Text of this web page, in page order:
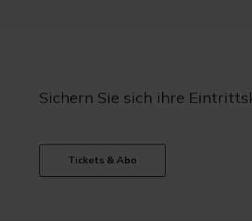
Sichern Sie sich ihre
Tickets & Abo